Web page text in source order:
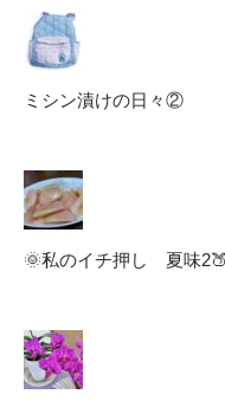
ミシン漬けの日々②
🌞私のイチ押し 夏味2🍑